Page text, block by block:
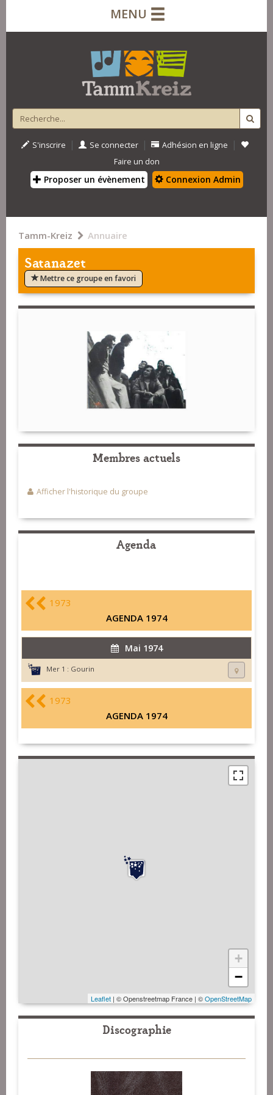
MENU
S'inscrire | Se connecter | Adhésion en ligne |
Faire un don
Proposer un évènement Connexion Admin
Tamm-Kreiz Annuaire
Satanazet
Mettre ce groupe en favori
Membres actuels
Afficher l'historique du groupe
Agenda
1973
AGENDA 1974
Mai 1974
Mer 1 : Gourin
1973
AGENDA 1974
+
−
Leaflet | © Openstreetmap France | ©OpenStreetMap
Discographie